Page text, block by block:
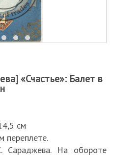
«Счастье»: Балет в
см
переплете.
Сараджева. На обороте